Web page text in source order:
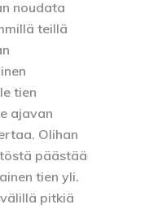
noudata
teillä
tien
ajavan
Olihan
päästää
tien yli.
pitkiä